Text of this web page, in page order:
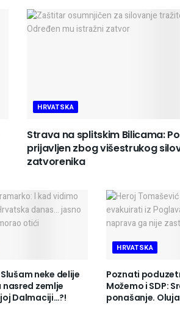
HRVATSKA
Strava na splitskim Bilicama:
prijavljen zbog višestrukog
zatvorenika
neke delije
nasred zemlje
Dalmaciji…?!
HRVATSKA
Poznati
Možemo i SDP:
ponašanje.